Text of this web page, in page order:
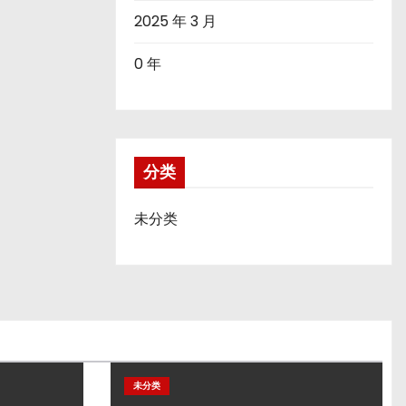
2025 年 3 月
0 年
分类
未分类
未分类